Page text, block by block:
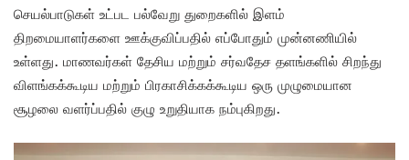
செயல்பாடுகள் உட்பட பல்வேறு துறைகளில் இளம்
திறமையாளர்களை ஊக்குவிப்பதில் எப்போதும் முன்னணியில்
உள்ளது. மாணவர்கள் தேசிய மற்றும் சர்வதேச தளங்களில் சிறந்து
விளங்கக்கூடிய மற்றும் பிரகாசிக்கக்கூடிய ஒரு முழுமையான
சூழலை வளர்ப்பதில் குழு உறுதியாக நம்புகிறது.